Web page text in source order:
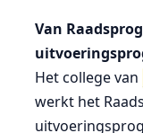
Van
Het college van
werkt het